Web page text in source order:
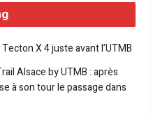
X 4 juste avant l’UTMB
Alsace by UTMB : après
à son tour le passage dans